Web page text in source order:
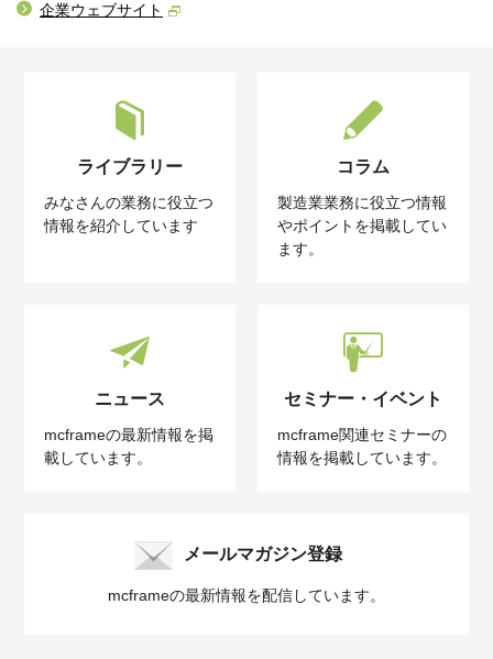
企業ウェブサイト
ライブラリー
みなさんの業務に役立つ
情報を紹介しています
コラム
製造業業務に役立つ情報
やポイントを掲載してい
ます。
ニュース
mcframeの最新情報を掲
載しています。
セミナー・イベント
mcframe関連セミナーの
情報を掲載しています。
メールマガジン登録
mcframeの最新情報を配信しています。